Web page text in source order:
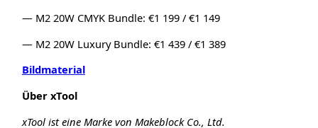
— M2 20W CMYK Bundle: €1 199 / €1 149
— M2 20W Luxury Bundle: €1 439 / €1 389
Bildmaterial
Über xTool
xTool ist eine Marke von Makeblock Co., Ltd.